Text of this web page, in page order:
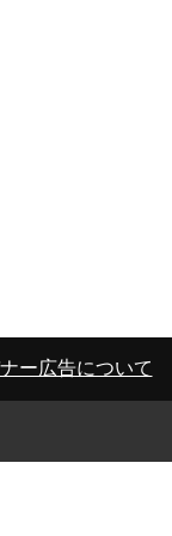
ー広告について